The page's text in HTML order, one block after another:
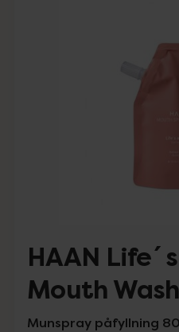
HAAN
Mouth
Munspray påfyllning